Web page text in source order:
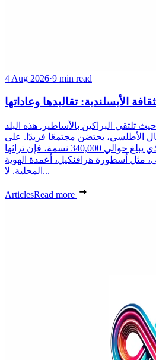
4 Aug 2026·9 min read
الأيسلندية: تقاليدها وعاداتها
تلتقي البراكين بالأساطير. هذه البلد
الأطلسي، يحتضن مجتمعًا فريدًا. على
الرغم من عدد سكانها الذي يبلغ حوالي 340,000 نسمة، فإن تراثها
مثل أسطورة هرافنكيل، أعمدة الهوية
المحلية. لا...
ArticlesRead more